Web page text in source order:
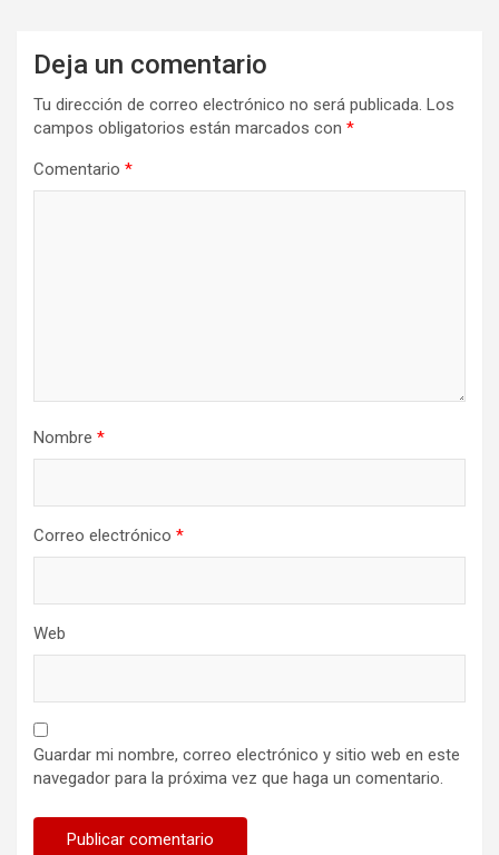
Deja un comentario
Tu dirección de correo electrónico no será publicada. Los
campos obligatorios están marcados con *
Comentario *
Nombre *
Correo electrónico *
Web
Guardar mi nombre, correo electrónico y sitio web en este
navegador para la próxima vez que haga un comentario.